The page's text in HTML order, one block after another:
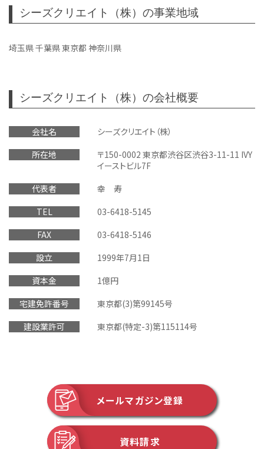
シーズクリエイト（株）の事業地域
埼玉県 千葉県 東京都 神奈川県
シーズクリエイト（株）の会社概要
会社名
シーズクリエイト（株）
所在地
〒150-0002 東京都渋谷区渋谷3-11-11 IVY
イーストビル7F
代表者
幸 寿
TEL
03-6418-5145
FAX
03-6418-5146
設立
1999年7月1日
資本金
1億円
宅建免許番号
東京都(3)第99145号
建設業許可
東京都(特定-3)第115114号
メールマガジン登録
資料請求